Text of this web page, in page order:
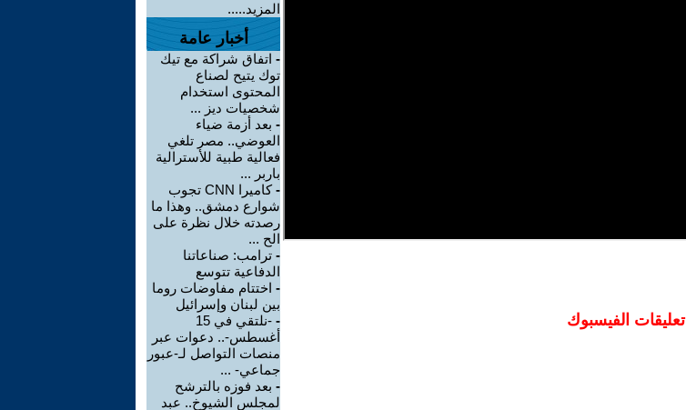
تعليقات الفيسبوك
المزيد.....
أخبار عامة
- اتفاق شراكة مع تيك
توك يتيح لصناع
المحتوى استخدام
شخصيات ديز ...
- بعد أزمة ضياء
العوضي.. مصر تلغي
فعالية طبية للأسترالية
باربر ...
-
كاميرا CNN تجوب
شوارع دمشق.. وهذا ما
رصدته خلال نظرة على
الح ...
- ترامب: صناعاتنا
الدفاعية تتوسع
- اختتام مفاوضات روما
بين لبنان وإسرائيل
-
-نلتقي في 15
أغسطس-.. دعوات عبر
منصات التواصل لـ-عبور
جماعي- ...
- بعد فوزه بالترشح
لمجلس الشيوخ.. عبد